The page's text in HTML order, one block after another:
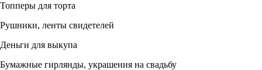
Топперы для торта
Рушники, ленты свидетелей
Деньги для выкупа
Бумажные гирлянды, украшения на свадьбу